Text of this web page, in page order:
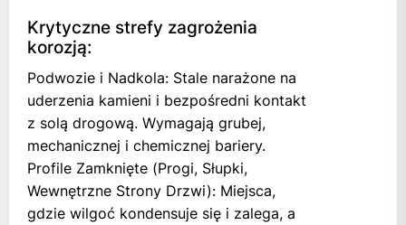
Krytyczne strefy zagrożenia
korozją:
Podwozie i Nadkola: Stale narażone na
uderzenia kamieni i bezpośredni kontakt
z solą drogową. Wymagają grubej,
mechanicznej i chemicznej bariery.
Profile Zamknięte (Progi, Słupki,
Wewnętrzne Strony Drzwi): Miejsca,
gdzie wilgoć kondensuje się i zalega, a